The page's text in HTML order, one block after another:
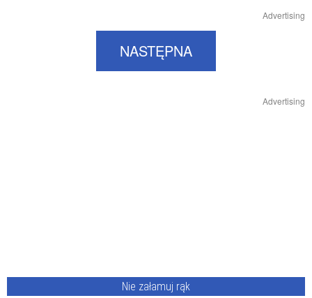
Advertising
NASTĘPNA
Advertising
Nie załamuj rąk